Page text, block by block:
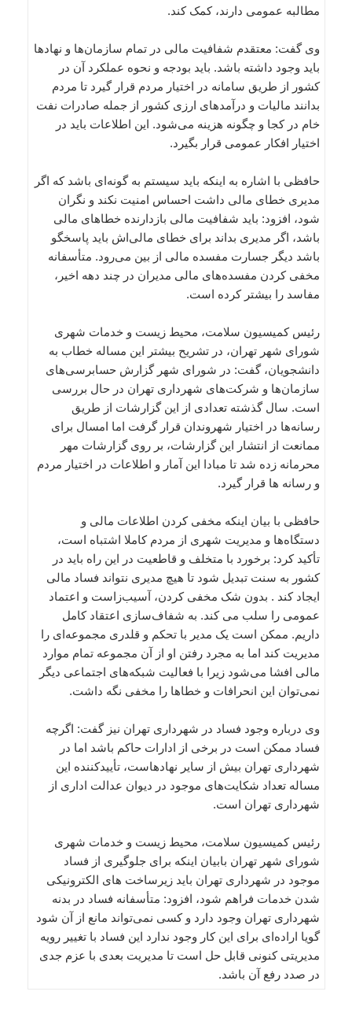
مطالبه عمومی دارند، کمک کند.
وی گفت: معتقدم شفافیت مالی در تمام سازمان‌ها و نهادها
باید وجود داشته باشد. باید بودجه و نحوه عملکرد آن در
کشور از طریق سامانه در اختیار مردم قرار گیرد تا مردم
بدانند مالیات و درآمدهای ارزی کشور از جمله صادرات نفت
خام در کجا و چگونه هزینه می‌شود. این اطلاعات باید در
اختیار افکار عمومی قرار بگیرد.
حافظی با اشاره به اینکه باید سیستم به گونه‌ای باشد که اگر
مدیری خطای مالی داشت احساس امنیت نکند و نگران
شود، افزود: باید شفافیت مالی بازدارنده خطاهای مالی
باشد، اگر مدیری بداند برای خطای مالی‌اش باید پاسخگو
باشد دیگر جسارت مفسده مالی از بین می‌رود. متأسفانه
مخفی کردن مفسده‌های مالی مدیران در چند دهه اخیر،
مفاسد را بیشتر کرده است.
رئیس کمیسیون سلامت، محیط زیست و خدمات شهری
شورای شهر تهران،‌ در تشریح بیشتر این مساله خطاب به
دانشجویان، گفت: در شورای شهر گزارش حسابرسی‌های
سازمان‌ها و شرکت‌های شهرداری تهران در حال بررسی
است. سال گذشته تعدادی از این گزارشات از طریق
رسانه‌ها در اختیار شهروندان قرار گرفت اما امسال برای
ممانعت از انتشار این گزارشات، بر روی گزارشات مهر
محرمانه زده شد تا مبادا این آمار و اطلاعات در اختیار مردم
و رسانه ها قرار گیرد.
حافظی با بیان اینکه مخفی کردن اطلاعات مالی و
دستگاه‌ها و مدیریت شهری از مردم کاملا اشتباه است،
تأکید کرد: برخورد با متخلف و قاطعیت در این راه باید در
کشور به سنت تبدیل شود تا هیچ مدیری نتواند فساد مالی
ایجاد کند . بدون شک مخفی کردن، آسیب‌زاست و اعتماد
عمومی را سلب می کند. به شفاف‌سازی اعتقاد کامل
داریم. ممکن است یک مدیر با تحکم و قلدری مجموعه‌ای را
مدیریت کند اما به مجرد رفتن او از آن مجموعه تمام موارد
مالی افشا می‌شود زیرا با فعالیت شبکه‌های اجتماعی دیگر
نمی‌توان این انحرافات و خطاها را مخفی نگه داشت.
وی درباره وجود فساد در شهرداری تهران نیز گفت: اگرچه
فساد ممکن است در برخی از ادارات حاکم باشد اما در
شهرداری تهران بیش از سایر نهادهاست، تأییدکننده این
مساله تعداد شکایت‌های موجود در دیوان عدالت اداری از
شهرداری تهران است.
رئیس کمیسیون سلامت، محیط زیست و خدمات شهری
شورای شهر تهران بابیان اینکه برای جلوگیری از فساد
موجود در شهرداری تهران باید زیرساخت های الکترونیکی
شدن خدمات فراهم شود، افزود: متأسفانه فساد در بدنه
شهرداری تهران وجود دارد و کسی نمی‌تواند مانع از آن شود
گویا اراده‌ای برای این کار وجود ندارد این فساد با تغییر رویه
مدیریتی کنونی قابل حل است تا مدیریت بعدی با عزم جدی
در صدد رفع آن باشد.